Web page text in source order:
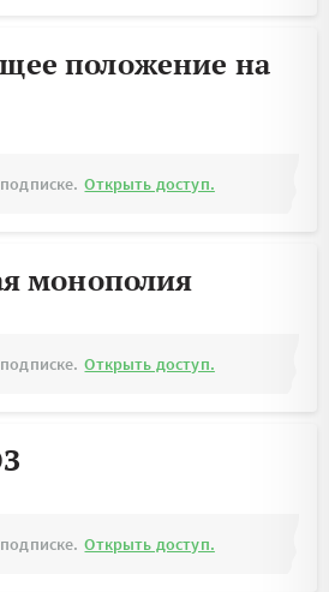
положение на
Открыть доступ.
монополия
Открыть доступ.
Открыть доступ.